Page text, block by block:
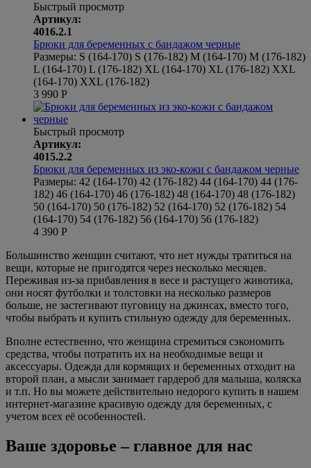
Быстрый просмотр
Артикул:
4016.2.1
Брюки для беременных с бандажом черные
Размеры: S (164-170) S (176-182) M (164-170) M (176-182)
L (164-170) L (176-182) XL (164-170) XL (176-182) XXL
(164-170) XXL (176-182)
3 990 Р
Быстрый просмотр
Артикул:
4015.2.2
Брюки для беременных из эко-кожи с бандажом черные
Размеры: 42 (164-170) 42 (176-182) 44 (164-170) 44 (176-
182) 46 (164-170) 46 (176-182) 48 (164-170) 48 (176-182)
50 (164-170) 50 (176-182) 52 (164-170) 52 (176-182) 54
(164-170) 54 (176-182) 56 (164-170) 56 (176-182)
4 390 Р
Большинство женщин считают, что нет нужды тратиться на
вещи, которые не пригодятся через несколько месяцев.
Переживая из-за прибавления в весе и растущего животика,
они носят футболки и толстовки на несколько размеров
больше, не застегивают пуговицу на джинсах, вместо того,
чтобы выбрать и купить стильную одежду для беременных.
Вполне естественно, что женщина стремиться сэкономить
средства, чтобы потратить их на необходимые вещи и
аксессуары. Одежда для кормящих и беременных отходит на
второй план, а мысли занимает гардероб для малыша, коляска
и т.п. Но вы можете действительно недорого купить в нашем
интернет-магазине красивую одежду для беременных, с
учетом всех её особенностей.
Ваше здоровье – главное для нас